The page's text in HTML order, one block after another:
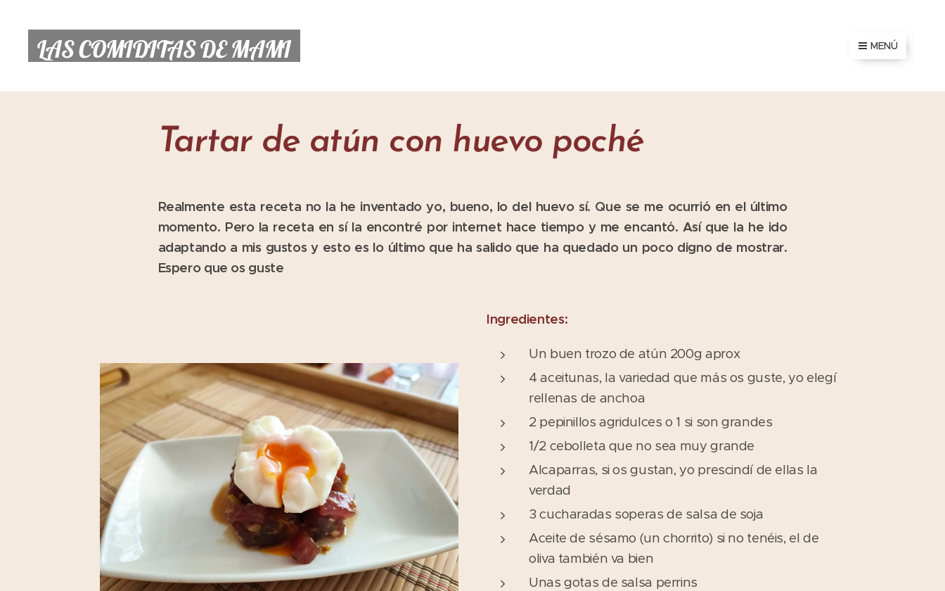
LAS COMIDITAS DE MAMI MENÚ
Tartar de atún con huevo poché
Realmente esta receta no la he inventado yo, bueno, lo del huevo sí. Que se me ocurrió en el último
momento. Pero la receta en sí la encontré por internet hace tiempo y me encantó. Así que la he ido
adaptando a mis gustos y esto es lo último que ha salido que ha quedado un poco digno de mostrar.
Espero que os guste
Ingredientes:
Un buen trozo de atún 200g aprox
4 aceitunas, la variedad que más os guste, yo elegí
rellenas de anchoa
2 pepinillos agridulces o 1 si son grandes
1/2 cebolleta que no sea muy grande
Alcaparras, si os gustan, yo prescindí de ellas la
verdad
3 cucharadas soperas de salsa de soja
Aceite de sésamo (un chorrito) si no tenéis, el de
oliva también va bien
Unas gotas de salsa perrins